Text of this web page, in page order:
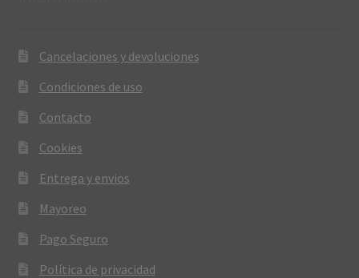
Cancelaciones y devoluciones
Condiciones de uso
Contacto
Cookies
Entrega y envios
Mayoreo
Pago Seguro
Política de privacidad